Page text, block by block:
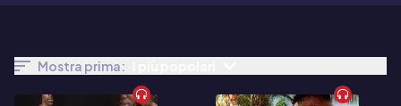
Mostra prima: